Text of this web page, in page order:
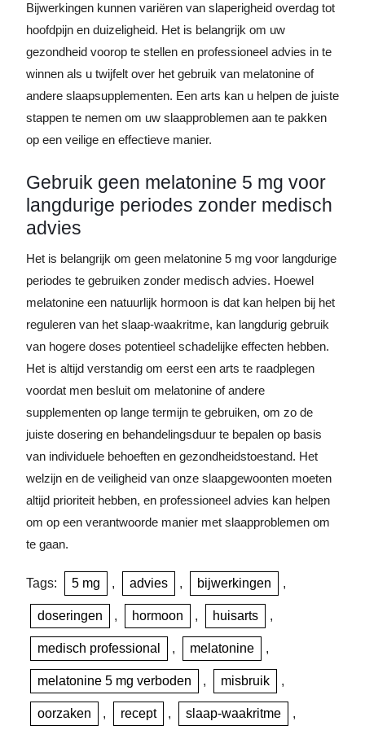
Bijwerkingen kunnen variëren van slaperigheid overdag tot
hoofdpijn en duizeligheid. Het is belangrijk om uw
gezondheid voorop te stellen en professioneel advies in te
winnen als u twijfelt over het gebruik van melatonine of
andere slaapsupplementen. Een arts kan u helpen de juiste
stappen te nemen om uw slaapproblemen aan te pakken
op een veilige en effectieve manier.
Gebruik geen melatonine 5 mg voor
langdurige periodes zonder medisch
advies
Het is belangrijk om geen melatonine 5 mg voor langdurige
periodes te gebruiken zonder medisch advies. Hoewel
melatonine een natuurlijk hormoon is dat kan helpen bij het
reguleren van het slaap-waakritme, kan langdurig gebruik
van hogere doses potentieel schadelijke effecten hebben.
Het is altijd verstandig om eerst een arts te raadplegen
voordat men besluit om melatonine of andere
supplementen op lange termijn te gebruiken, om zo de
juiste dosering en behandelingsduur te bepalen op basis
van individuele behoeften en gezondheidstoestand. Het
welzijn en de veiligheid van onze slaapgewoonten moeten
altijd prioriteit hebben, en professioneel advies kan helpen
om op een verantwoorde manier met slaapproblemen om
te gaan.
Tags: 5 mg , advies , bijwerkingen ,
doseringen , hormoon , huisarts ,
medisch professional , melatonine ,
melatonine 5 mg verboden , misbruik ,
oorzaken , recept , slaap-waakritme ,